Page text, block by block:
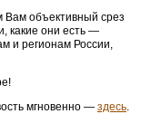
объективный срез
какие они есть —
и регионам России,
мгновенно — здесь.